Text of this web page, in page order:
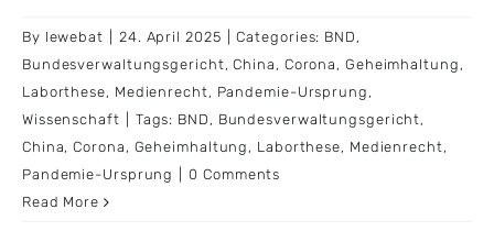
By lewebat 24. April 2025 Categories: BND ,
Bundesverwaltungsgericht,China , Corona , Geheimhaltung ,
Laborthese, Medienrecht, Pandemie-Ursprung ,
Wissenschaft
Tags: BND , Bundesverwaltungsgericht,
China,Corona , Geheimhaltung , Laborthese, Medienrecht,
Pandemie-Ursprung
0 Comments
Read More